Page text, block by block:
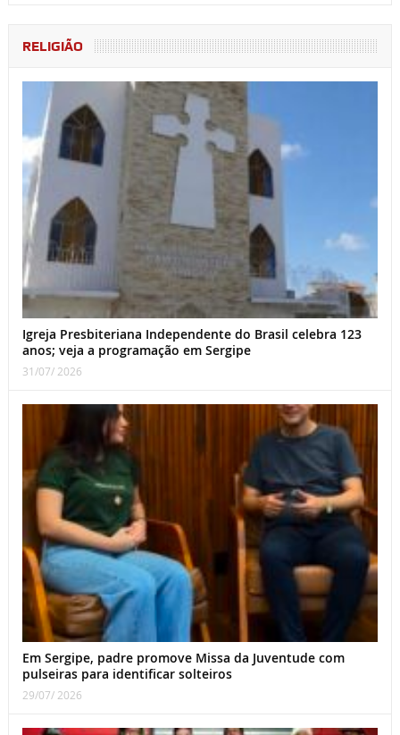
RELIGIÃO
Igreja Presbiteriana Independente do Brasil celebra 123
anos; veja a programação em Sergipe
31/07/ 2026
Em Sergipe, padre promove Missa da Juventude com
pulseiras para identificar solteiros
29/07/ 2026